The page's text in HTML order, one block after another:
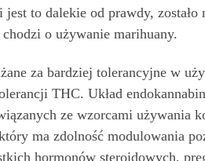
to dalekie od prawdy,
o używanie marihuany.
za bardziej tolerancyjne w
THC. Układ
ze wzorcami
ma zdolność modulowania
hormonów steroidowych,